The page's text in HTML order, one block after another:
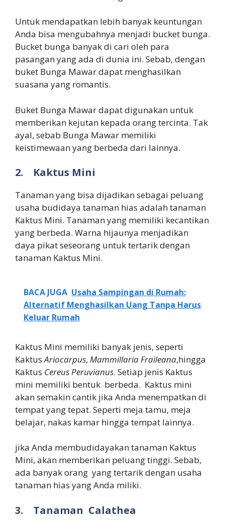
Untuk mendapatkan lebih banyak keuntungan
Anda bisa mengubahnya menjadi bucket bunga.
Bucket bunga banyak di cari oleh para
pasangan yang ada di dunia ini. Sebab, dengan
buket Bunga Mawar dapat menghasilkan
suasana yang romantis.
Buket Bunga Mawar dapat digunakan untuk
memberikan kejutan kepada orang tercinta. Tak
ayal, sebab Bunga Mawar memiliki
keistimewaan yang berbeda dari lainnya.
2. Kaktus Mini
Tanaman yang bisa dijadikan sebagai peluang
usaha budidaya tanaman hias adalah tanaman
Kaktus Mini. Tanaman yang memiliki kecantikan
yang berbeda. Warna hijaunya menjadikan
daya pikat seseorang untuk tertarik dengan
tanaman Kaktus Mini.
BACA JUGA Usaha Sampingan di Rumah:
Alternatif Menghasilkan Uang Tanpa Harus
Keluar Rumah
Kaktus Mini memiliki banyak jenis, seperti
KaktusAriocarpus, Mammillaria Fraileana,hingga
Kaktus Cereus Peruvianus. Setiap jenis Kaktus
mini memiliki bentuk berbeda. Kaktus mini
akan semakin cantik jika Anda menempatkan di
tempat yang tepat. Seperti meja tamu, meja
belajar, nakas kamar hingga tempat lainnya.
jika Anda membudidayakan tanaman Kaktus
Mini, akan memberikan peluang tinggi. Sebab,
ada banyak orang yang tertarik dengan usaha
tanaman hias yang Anda miliki.
3. Tanaman Calathea